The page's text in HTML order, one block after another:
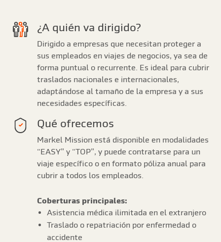
¿A quién va dirigido?
Dirigido a empresas que necesitan proteger a
sus empleados en viajes de negocios, ya sea de
forma puntual o recurrente. Es ideal para cubrir
traslados nacionales e internacionales,
adaptándose al tamaño de la empresa y a sus
necesidades específicas.
Qué ofrecemos
Markel Mission está disponible en modalidades
“EASY” y “TOP”, y puede contratarse para un
viaje específico o en formato póliza anual para
cubrir a todos los empleados.
Coberturas principales:
Asistencia médica ilimitada en el extranjero
Traslado o repatriación por enfermedad o
accidente